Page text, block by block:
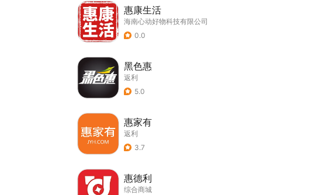
惠康生活
海南心动好物科技有限公司
0.0
黑色惠
返利
5.0
惠家有
返利
3.7
惠德利
综合商城